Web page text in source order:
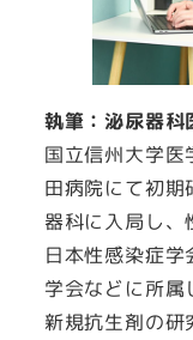
執筆：泌尿器科
国立信州大学
田病院にて初
器科に入局し、
日本性感染症
学会などに所属
新規抗生剤の研